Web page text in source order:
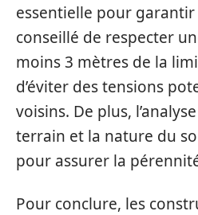
essentielle pour
conseillé de respecter
moins 3 mètres de la
d’éviter des tensions
voisins. De plus,
terrain et la nature du
pour assurer la
Pour conclure, les